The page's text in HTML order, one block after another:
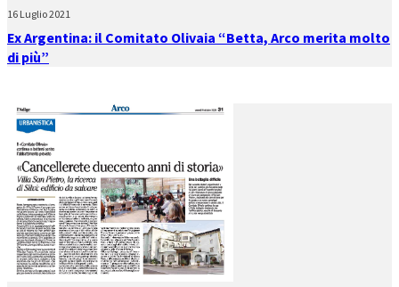
16 Luglio 2021
Ex Argentina: il Comitato Olivaia “Betta, Arco merita molto
di più”